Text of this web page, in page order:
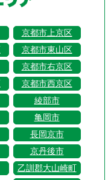
京都市上京区
京都市東山区
京都市右京区
京都市西京区
綾部市
亀岡市
長岡京市
京丹後市
乙訓郡大山崎町